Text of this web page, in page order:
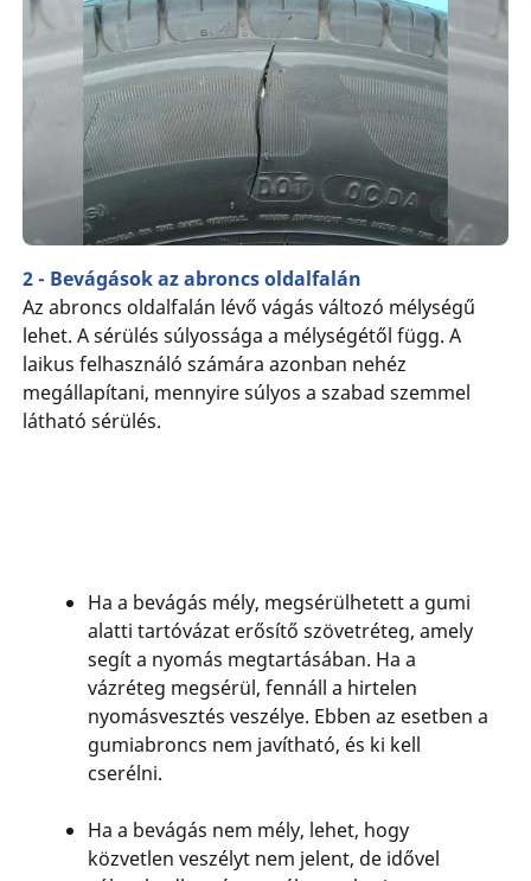
2 - Bevágások az abroncs oldalfalán
Az abroncs oldalfalán lévő vágás változó mélységű
lehet. A sérülés súlyossága a mélységétől függ. A
laikus felhasználó számára azonban nehéz
megállapítani, mennyire súlyos a szabad szemmel
látható sérülés.
Ha a bevágás mély, megsérülhetett a gumi
alatti tartóvázat erősítő szövetréteg, amely
segít a nyomás megtartásában. Ha a
vázréteg megsérül, fennáll a hirtelen
nyomásvesztés veszélye. Ebben az esetben a
gumiabroncs nem javítható, és ki kell
cserélni.
Ha a bevágás nem mély, lehet, hogy
közvetlen veszélyt nem jelent, de idővel